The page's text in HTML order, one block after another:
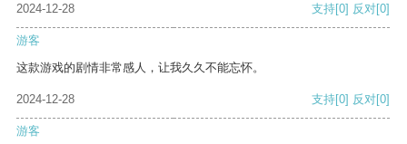
2024-12-28 支持[0] 反对[0]
游客
这款游戏的剧情非常感人，让我久久不能忘怀。
2024-12-28 支持[0] 反对[0]
游客